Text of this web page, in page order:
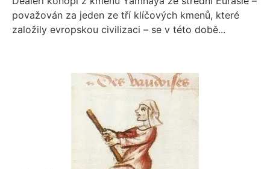
považován za jeden ze tří klíčových kmenů, které
založily evropskou civilizaci – se v této době...